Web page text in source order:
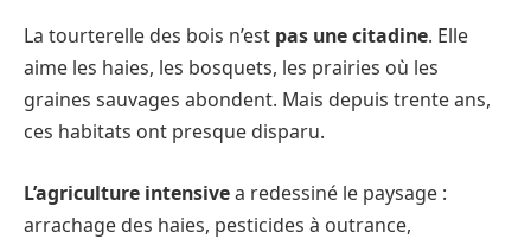
La tourterelle des bois n’est pas une citadine. Elle
aime les haies, les bosquets, les prairies où les
graines sauvages abondent. Mais depuis trente ans,
ces habitats ont presque disparu.
L’agriculture intensivea redessiné le paysage :
arrachage des haies, pesticides à outrance,